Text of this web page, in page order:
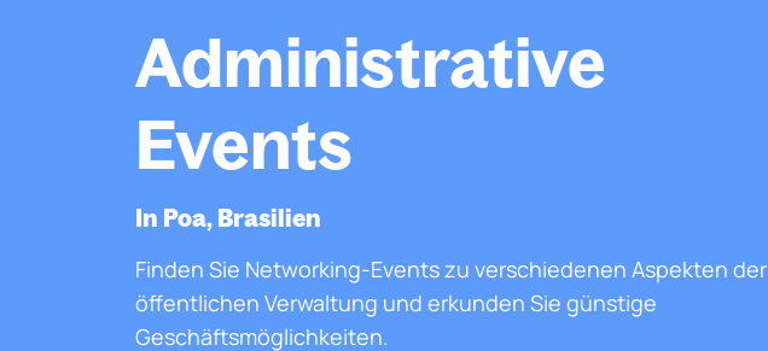
Administrative
Events
In Poa, Brasilien
Finden Sie Networking-Events zu verschiedenen Aspekten der
öffentlichen Verwaltung und erkunden Sie günstige
Geschäftsmöglichkeiten.